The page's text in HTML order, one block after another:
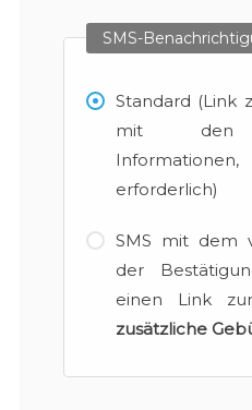
SMS-
Standard (Link
mit den
erforderlich)
SMS mit dem
der
einen Link
zusätzliche